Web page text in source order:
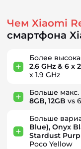
Чем Xiaomi
смартфона
Более
2.6 GHz & 6 x
x 1.9 GHz
Больше
8GB, 12GB vs
Больше
Blue), Onyx
Stardust
Poco Yellow